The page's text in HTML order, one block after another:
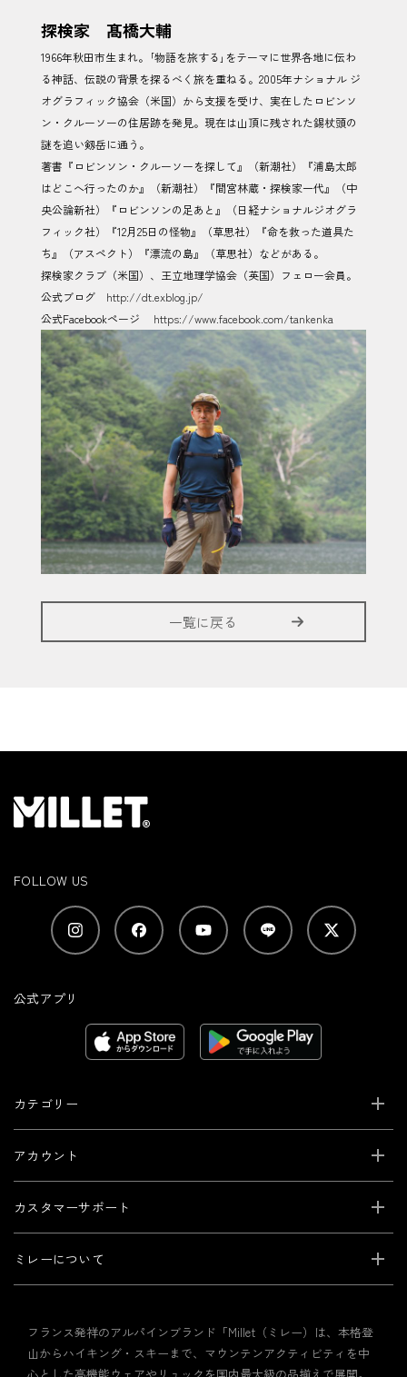
探検家 髙橋大輔
1966年秋田市生まれ。｢物語を旅する｣をテーマに世界各地に伝わ
る神話、伝説の背景を探るべく旅を重ねる。2005年ナショナル ジ
オグラフィック協会（米国）から支援を受け、実在したロビンソ
ン・クルーソーの住居跡を発見。現在は山頂に残された錫杖頭の
謎を追い剱岳に通う。
著書『ロビンソン・クルーソーを探して』（新潮社）『浦島太郎
はどこへ行ったのか』（新潮社）『間宮林蔵・探検家一代』（中
央公論新社）『ロビンソンの足あと』（日経ナショナルジオグラ
フィック社）『12月25日の怪物』（草思社）『命を救った道具た
ち』（アスペクト）『漂流の島』（草思社）などがある。
探検家クラブ（米国）、王立地理学協会（英国）フェロー会員。
公式ブログ http://dt.exblog.jp/
公式Facebookページ https://www.facebook.com/tankenka
一覧に戻る
FOLLOW US
公式アプリ
カテゴリー
アカウント
カスタマーサポート
ミレーについて
フランス発祥のアルパインブランド「Millet（ミレー）は、本格登
山からハイキング・スキーまで、マウンテンアクティビティを中
心とした高機能ウェアやリュックを国内最大級の品揃えで展開。